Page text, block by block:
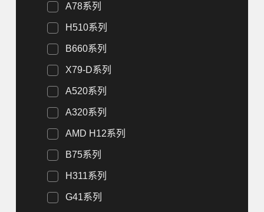
A78系列
H510系列
B660系列
X79-D系列
A520系列
A320系列
AMD H12系列
B75系列
H311系列
G41系列